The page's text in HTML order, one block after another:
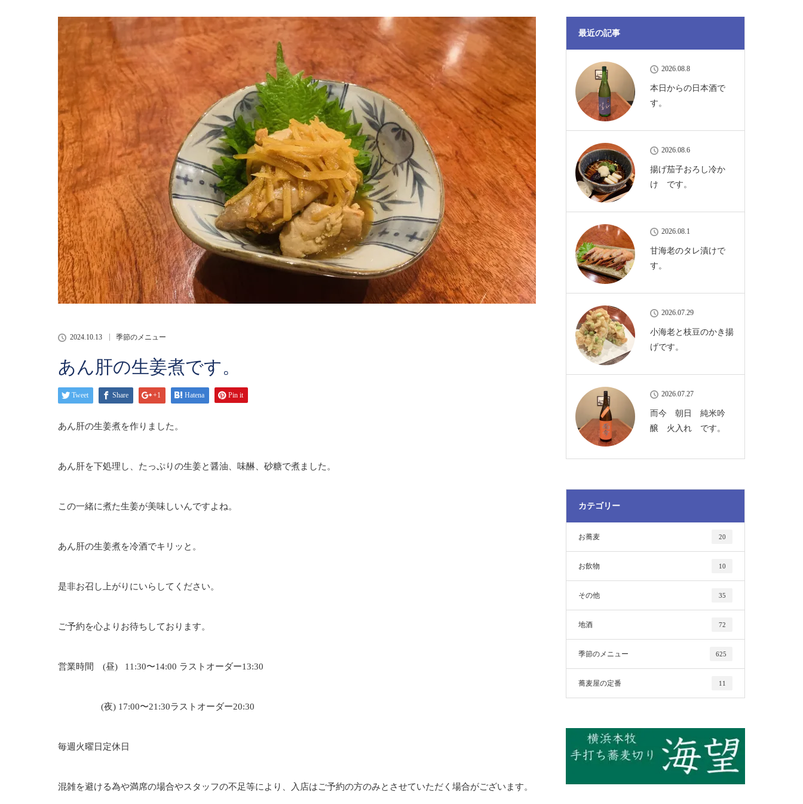
2024.10.13 季節のメニュー
あん肝の生姜煮です。
Tweet Share +1 Hatena Pin it
あん肝の生姜煮を作りました。
あん肝を下処理し、たっぷりの生姜と醤油、味醂、砂糖で煮ました。
この一緒に煮た生姜が美味しいんですよね。
あん肝の生姜煮を冷酒でキリッと。
是非お召し上がりにいらしてください。
ご予約を心よりお待ちしております。
営業時間 (昼) 11:30〜14:00 ラストオーダー13:30
(夜) 17:00〜21:30ラストオーダー20:30
毎週火曜日定休日
混雑を避ける為や満席の場合やスタッフの不足等により、入店はご予約の方のみとさせていただく場合がございます。
最近の記事
2026.08.8
本日からの日本酒で
す。
2026.08.6
揚げ茄子おろし冷か
け です。
2026.08.1
甘海老のタレ漬けで
す。
2026.07.29
小海老と枝豆のかき揚
げです。
2026.07.27
而今 朝日 純米吟
醸 火入れ です。
カテゴリー
お蕎麦 20
お飲物 10
その他 35
地酒 72
季節のメニュー 625
蕎麦屋の定番 11